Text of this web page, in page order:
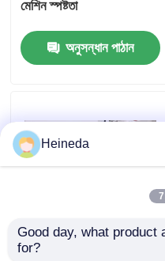
যোগাযোগ করুন
উদ্ধৃতির জন্য আবেদন
CNC ব্যান্ড করাত
মেশিন স্পষ্টতা
অনুসন্ধান পাঠান
স্বয়ংক্রিয় সিএনসি উল্লম্ব ব্যান্ড
Heineda
Good day, what product
for?